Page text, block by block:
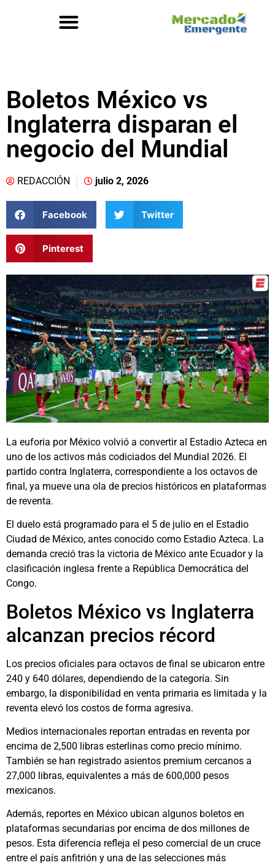
Boletos México vs
Inglaterra disparan el
negocio del Mundial
REDACCIÓN julio 2, 2026
Facebook Twitter
Pinterest
La euforia por México volvió a convertir al Estadio Azteca en
uno de los activos más codiciados del Mundial 2026. El
partido contra Inglaterra, correspondiente a los octavos de
final, ya mueve una ola de precios históricos en plataformas
de reventa.
El duelo está programado para el 5 de julio en el Estadio
Ciudad de México, antes conocido como Estadio Azteca. La
demanda creció tras la victoria de México ante Ecuador y la
clasificación inglesa frente a República Democrática del
Congo.
Boletos México vs Inglaterra
alcanzan precios récord
Los precios oficiales para octavos de final se ubicaron entre
240 y 640 dólares, dependiendo de la categoría. Sin
embargo, la disponibilidad en venta primaria es limitada y la
reventa elevó los costos de forma agresiva.
Medios internacionales reportan entradas en reventa por
encima de 2,500 libras esterlinas como precio mínimo.
También se han registrado asientos premium cercanos a
27,000 libras, equivalentes a más de 600,000 pesos
mexicanos.
Además, reportes en México ubican algunos boletos en
plataformas secundarias por encima de dos millones de
pesos. Esta diferencia refleja el peso comercial de un cruce
entre el país anfitrión y una de las selecciones más